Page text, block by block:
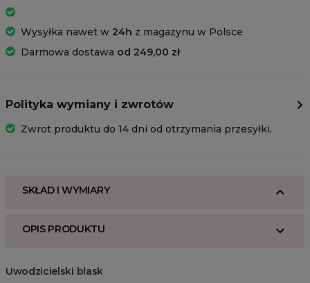
Wysyłka nawet w 24h z magazynu w Polsce
Darmowa dostawa od 249,00 zł
Polityka wymiany i zwrotów
Zwrot produktu do 14 dni od otrzymania przesyłki.
SKŁAD I WYMIARY
OPIS PRODUKTU
Uwodzicielski blask